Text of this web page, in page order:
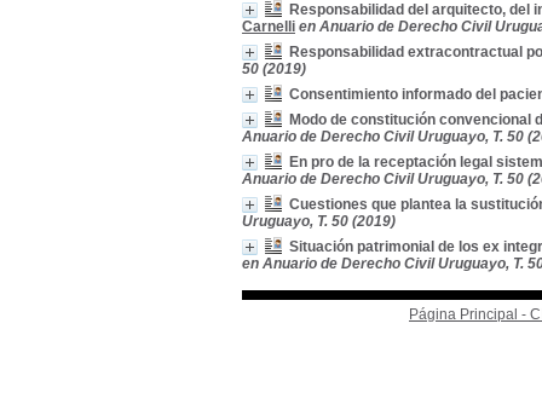
Responsabilidad del arquitecto, del
Carnelli en Anuario de Derecho Civil
Responsabilidad extracontractual
50 (2019)
Consentimiento informado del
Modo de constitución convencional
Anuario de Derecho Civil Uruguayo, T. 50
En pro de la receptación legal
Anuario de Derecho Civil Uruguayo, T. 50
Cuestiones que plantea la
Uruguayo, T. 50 (2019)
Situación patrimonial de los ex
en Anuario de Derecho Civil Uruguayo, T.
Página Principal -